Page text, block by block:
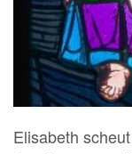
Elisabeth